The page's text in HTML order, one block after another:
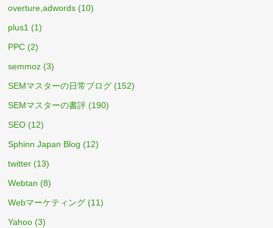
overture,adwords (10)
plus1 (1)
PPC (2)
semmoz (3)
SEMマスターの日常ブログ (152)
SEMマスターの書評 (190)
SEO (12)
Sphinn Japan Blog (12)
twitter (13)
Webtan (8)
Webマーケティング (11)
Yahoo (3)